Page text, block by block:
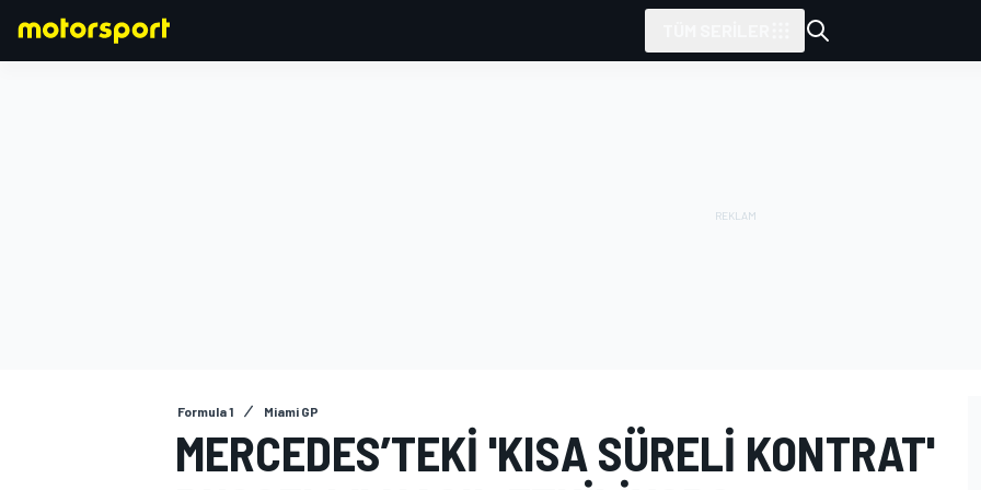
Formula 1 Miami GP
MERCEDES’TEKI 'KISA SÜRELI KONTRAT'